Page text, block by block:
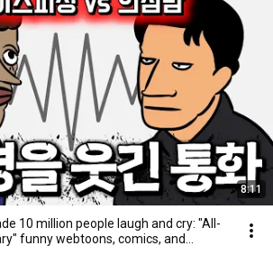
8:11
10 million people laugh and cry: "All-
funny webtoons, comics, and...